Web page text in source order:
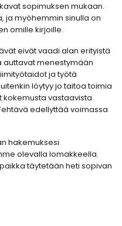
sopimuksen mukaan.
ja myöhemmin sinulla on
omille kirjoille.
eivät vaadi alan erityistä
auttavat menestymään
ja työtä
löytyy jo taitoa toimia
vastaavista
edellyttää voimassa
hakemuksesi
olevalla lomakkeella.
täytetään heti sopivan